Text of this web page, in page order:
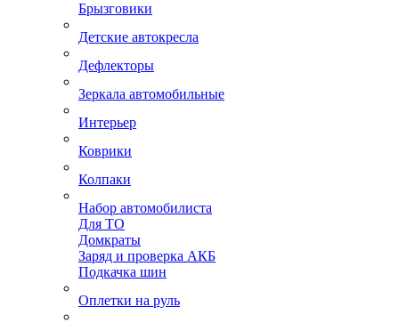
Брызговики
Детские автокресла
Дефлекторы
Зеркала автомобильные
Интерьер
Коврики
Колпаки
Набор автомобилиста
Для ТО
Домкраты
Заряд и проверка АКБ
Подкачка шин
Оплетки на руль